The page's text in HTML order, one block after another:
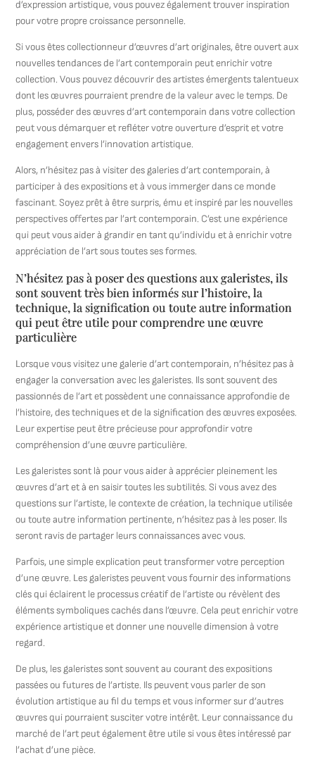
d’expression artistique, vous pouvez également trouver inspiration
pour votre propre croissance personnelle.
Si vous êtes collectionneur d’œuvres d’art originales, être ouvert aux
nouvelles tendances de l’art contemporain peut enrichir votre
collection. Vous pouvez découvrir des artistes émergents talentueux
dont les œuvres pourraient prendre de la valeur avec le temps. De
plus, posséder des œuvres d’art contemporain dans votre collection
peut vous démarquer et refléter votre ouverture d’esprit et votre
engagement envers l’innovation artistique.
Alors, n’hésitez pas à visiter des galeries d’art contemporain, à
participer à des expositions et à vous immerger dans ce monde
fascinant. Soyez prêt à être surpris, ému et inspiré par les nouvelles
perspectives offertes par l’art contemporain. C’est une expérience
qui peut vous aider à grandir en tant qu’individu et à enrichir votre
appréciation de l’art sous toutes ses formes.
N’hésitez pas à poser des questions aux galeristes, ils
sont souvent très bien informés sur l’histoire, la
technique, la signification ou toute autre information
qui peut être utile pour comprendre une œuvre
particulière
Lorsque vous visitez une galerie d’art contemporain, n’hésitez pas à
engager la conversation avec les galeristes. Ils sont souvent des
passionnés de l’art et possèdent une connaissance approfondie de
l’histoire, des techniques et de la signification des œuvres exposées.
Leur expertise peut être précieuse pour approfondir votre
compréhension d’une œuvre particulière.
Les galeristes sont là pour vous aider à apprécier pleinement les
œuvres d’art et à en saisir toutes les subtilités. Si vous avez des
questions sur l’artiste, le contexte de création, la technique utilisée
ou toute autre information pertinente, n’hésitez pas à les poser. Ils
seront ravis de partager leurs connaissances avec vous.
Parfois, une simple explication peut transformer votre perception
d’une œuvre. Les galeristes peuvent vous fournir des informations
clés qui éclairent le processus créatif de l’artiste ou révèlent des
éléments symboliques cachés dans l’œuvre. Cela peut enrichir votre
expérience artistique et donner une nouvelle dimension à votre
regard.
De plus, les galeristes sont souvent au courant des expositions
passées ou futures de l’artiste. Ils peuvent vous parler de son
évolution artistique au fil du temps et vous informer sur d’autres
œuvres qui pourraient susciter votre intérêt. Leur connaissance du
marché de l’art peut également être utile si vous êtes intéressé par
l’achat d’une pièce.